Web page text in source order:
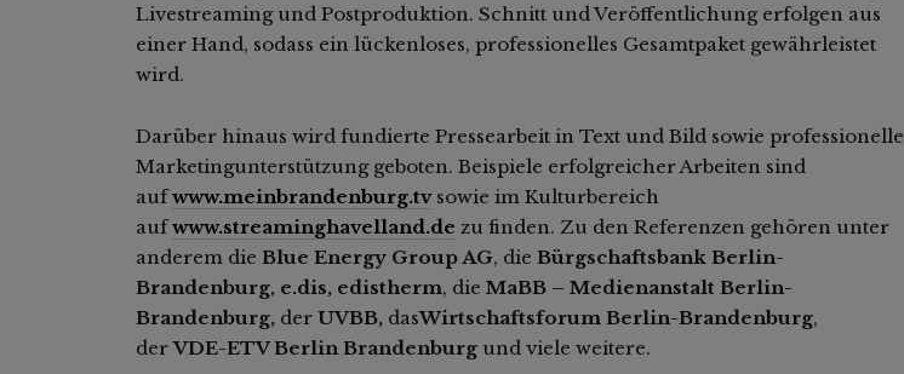
Livestreaming und Postproduktion. Schnitt und Veröffentlichung erfolgen aus
einer Hand, sodass ein lückenloses, professionelles Gesamtpaket gewährleistet
wird.
Darüber hinaus wird fundierte Pressearbeit in Text und Bild sowie professionelle
Marketingunterstützung geboten. Beispiele erfolgreicher Arbeiten sind
aufwww.meinbrandenburg.tvsowie im Kulturbereich
aufwww.streaminghavelland.de zu finden. Zu den Referenzen gehören unter
anderem die Blue Energy Group AG, die Bürgschaftsbank Berlin-
Brandenburg, e.dis, edistherm, die MaBB – Medienanstalt Berlin-
Brandenburg, der UVBB, dasWirtschaftsforum Berlin-Brandenburg,
derVDE-ETV Berlin Brandenburg und viele weitere.